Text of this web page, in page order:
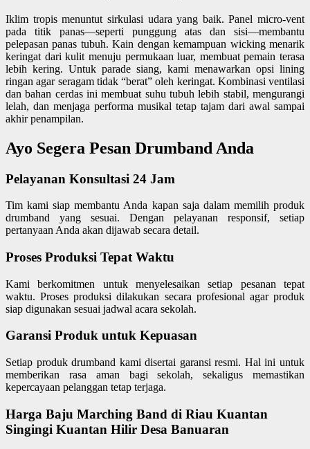
Iklim tropis menuntut sirkulasi udara yang baik. Panel micro-vent
pada titik panas—seperti punggung atas dan sisi—membantu
pelepasan panas tubuh. Kain dengan kemampuan wicking menarik
keringat dari kulit menuju permukaan luar, membuat pemain terasa
lebih kering. Untuk parade siang, kami menawarkan opsi lining
ringan agar seragam tidak “berat” oleh keringat. Kombinasi ventilasi
dan bahan cerdas ini membuat suhu tubuh lebih stabil, mengurangi
lelah, dan menjaga performa musikal tetap tajam dari awal sampai
akhir penampilan.
Ayo Segera Pesan Drumband Anda
Pelayanan Konsultasi 24 Jam
Tim kami siap membantu Anda kapan saja dalam memilih produk
drumband yang sesuai. Dengan pelayanan responsif, setiap
pertanyaan Anda akan dijawab secara detail.
Proses Produksi Tepat Waktu
Kami berkomitmen untuk menyelesaikan setiap pesanan tepat
waktu. Proses produksi dilakukan secara profesional agar produk
siap digunakan sesuai jadwal acara sekolah.
Garansi Produk untuk Kepuasan
Setiap produk drumband kami disertai garansi resmi. Hal ini untuk
memberikan rasa aman bagi sekolah, sekaligus memastikan
kepercayaan pelanggan tetap terjaga.
Harga Baju Marching Band di Riau Kuantan
Singingi Kuantan Hilir Desa Banuaran